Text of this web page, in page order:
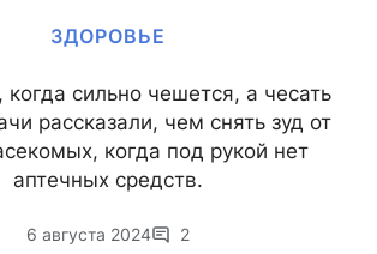
ЗДОРОВЬЕ
когда сильно чешется, а чесать
рассказали, чем снять зуд от
когда под рукой нет
аптечных средств.
6 августа 2024 2